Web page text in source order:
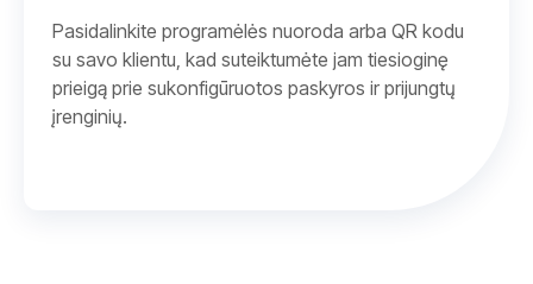
Pasidalinkite programėlės nuoroda arba QR kodu
su savo klientu, kad suteiktumėte jam tiesioginę
prieigą prie sukonfigūruotos paskyros ir prijungtų
įrenginių.